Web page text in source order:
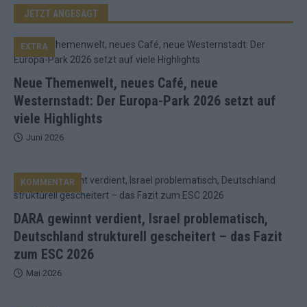
JETZT ANGESAGT
Neue Themenwelt, neues Café, neue
Westernstadt: Der Europa-Park 2026 setzt auf
viele Highlights
EXTRA
Juni 2026
DARA gewinnt verdient, Israel problematisch,
Deutschland strukturell gescheitert – das Fazit
zum ESC 2026
KOMMENTAR
Mai 2026